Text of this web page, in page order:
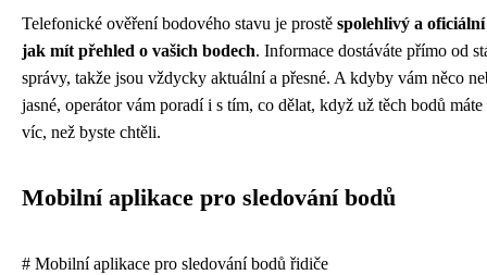
Telefonické ověření bodového stavu je prostě spolehlivý a
jak mít přehled o vašich bodech. Informace dostáváte přímo od
správy, takže jsou vždycky aktuální a přesné. A kdyby vám něco
jasné, operátor vám poradí i s tím, co dělat, když už těch bodů
víc, než byste chtěli.
Mobilní aplikace pro sledování bodů
# Mobilní aplikace pro sledování bodů řidiče